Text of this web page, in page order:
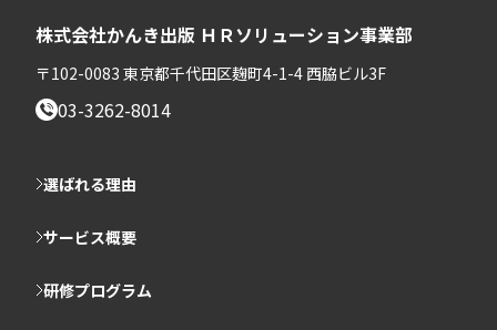
株式会社かんき出版 ＨＲソリューション事業部
〒102-0083 東京都千代田区麹町4-1-4 西脇ビル3F
03-3262-8014
選ばれる理由
サービス概要
研修プログラム